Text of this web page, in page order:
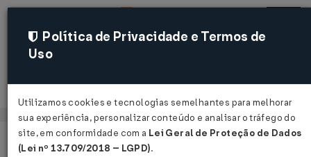
Acessar
Página Inicial
Legislações
Política de Privacidade e Termos de
Uso
Utilizamos cookies e tecnologias semelhantes para melhorar
sua experiência, personalizar conteúdo e analisar o tráfego do
site, em conformidade com a Lei Geral de Proteção de Dados
(Lei nº 13.709/2018 – LGPD).